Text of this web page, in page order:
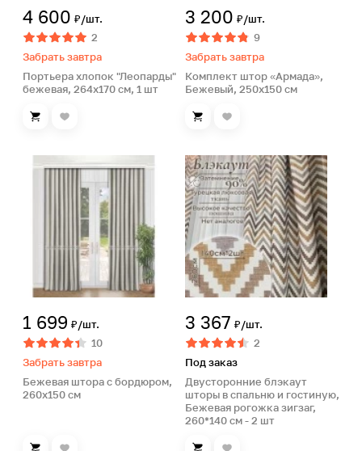
4 600 ₽/шт.
2
Забрать завтра
Портьера хлопок "Леопарды"
бежевая, 264х170 см, 1 шт
3 200 ₽/шт.
9
Забрать завтра
Комплект штор «Армада»,
Бежевый, 250х150 см
1 699 ₽/шт.
10
Забрать завтра
Бежевая штора с бордюром,
260х150 см
3 367 ₽/шт.
2
Под заказ
Двусторонние блэкаут
шторы в спальню и гостиную,
Бежевая рогожка зигзаг,
260*140 см - 2 шт